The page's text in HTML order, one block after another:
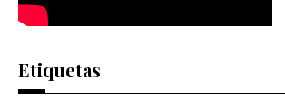
Etiquetas